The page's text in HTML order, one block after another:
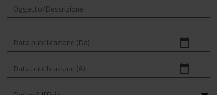
calendar_today
calendar_today